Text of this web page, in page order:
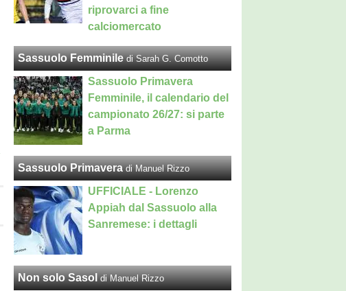
riprovarci a fine
calciomercato
Sassuolo Femminile di Sarah G. Comotto
Sassuolo Primavera
Femminile, il calendario del
campionato 26/27: si parte
a Parma
Sassuolo Primavera di Manuel Rizzo
UFFICIALE - Lorenzo
Appiah dal Sassuolo alla
Sanremese: i dettagli
Non solo Sasol di Manuel Rizzo